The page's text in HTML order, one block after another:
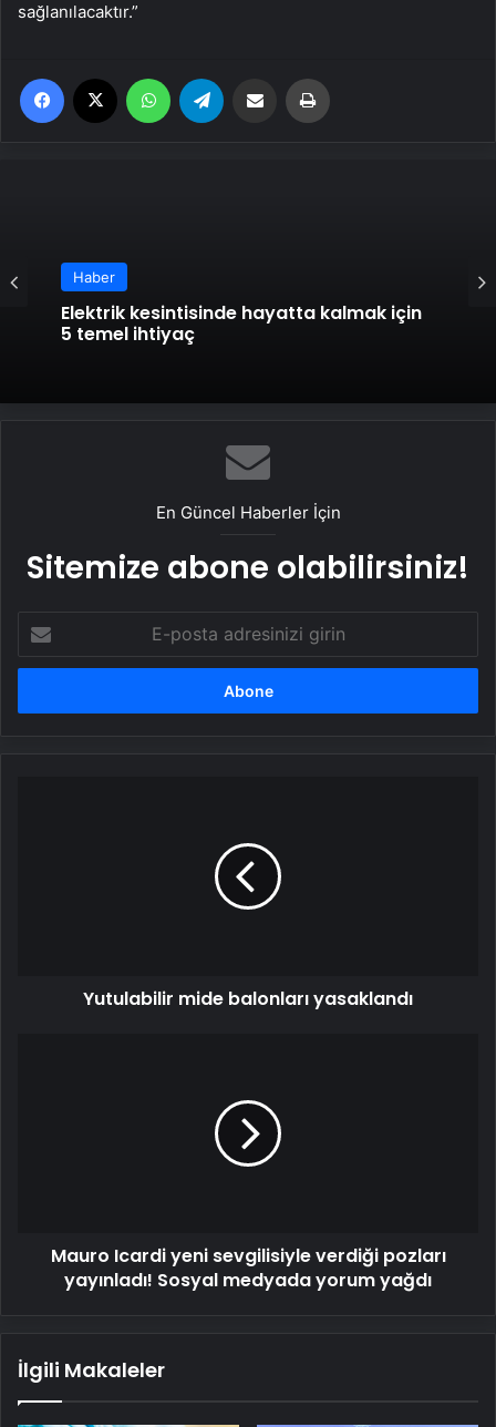
sağlanılacaktır.”
Facebook WhatsApp Email'den paylaş
Haber
Elektrik kesintisinde hayatta kalmak için
5 temel ihtiyaç
En Güncel Haberler İçin
Sitemize abone olabilirsiniz!
posta
adresinizi
Yutulabilir mide balonları yasaklandı
yorumMauro Icardi yeni sevgilisiyle verdiği pozları
yayınladı! Sosyal medyada yorum yağdı
İlgili Makaleler